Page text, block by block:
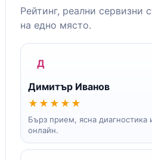
Рейтинг, реални сервизни
на едно място.
Д
Димитър Иванов
★★★★★
Бърз прием, ясна диагностика
онлайн.